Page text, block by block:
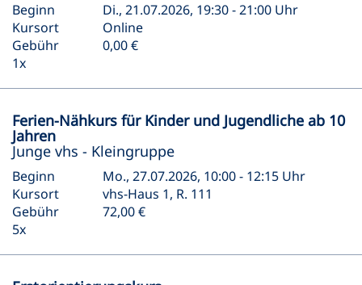
Beginn
Di., 21.07.2026, 19:30 - 21:00 Uhr
Kursort
Online
Gebühr
0,00 €
1x
Ferien-Nähkurs für Kinder und Jugendliche ab 10
Jahren
Junge vhs - Kleingruppe
Beginn
Mo., 27.07.2026, 10:00 - 12:15 Uhr
Kursort
vhs-Haus 1, R. 111
Gebühr
72,00 €
5x